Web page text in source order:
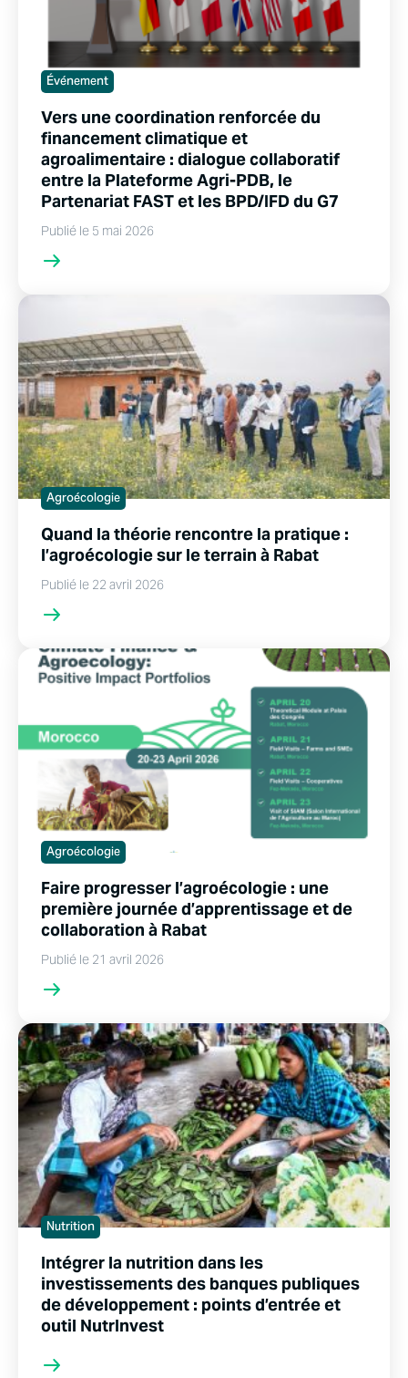
Événement
Vers une coordination renforcée du
financement climatique et
agroalimentaire : dialogue collaboratif
entre la Plateforme Agri-PDB, le
Partenariat FAST et les BPD/IFD du G7
Publié le 5 mai 2026
Agroécologie
Quand la théorie rencontre la pratique :
l’agroécologie sur le terrain à Rabat
Publié le 22 avril 2026
Agroécologie
Faire progresser l’agroécologie : une
première journée d’apprentissage et de
collaboration à Rabat
Publié le 21 avril 2026
Nutrition
Intégrer la nutrition dans les
investissements des banques publiques
de développement : points d’entrée et
outil NutrInvest